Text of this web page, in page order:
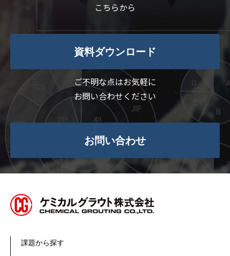
こちらから
資料ダウンロード
ご不明な点はお気軽に
お問い合わせください
お問い合わせ
課題から探す